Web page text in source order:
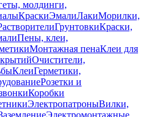
молдинги,
КраскиЭмалиЛакиМорилки,
ГрунтовкиКраски,
Пены, клеи,
Монтажная пенаКлеи для
Очистители,
КлеиГерметики,
Розетки и
Коробки
ЭлектропатроныВилки,
Электромонтажные